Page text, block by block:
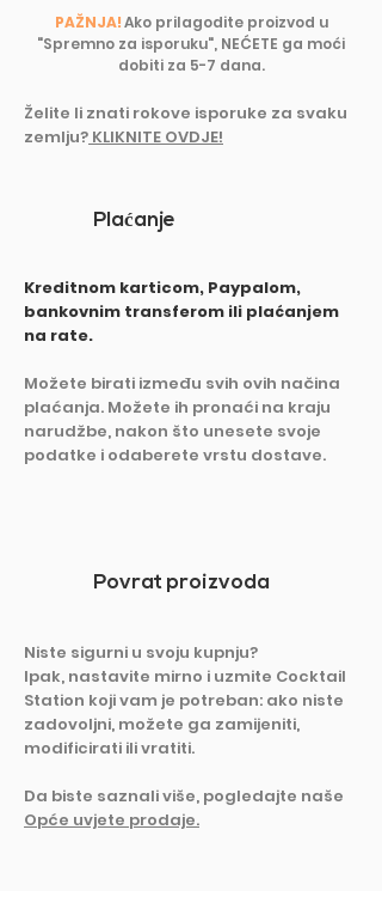
PAŽNJA!Ako prilagodite proizvod u
"Spremno za isporuku", NEĆETE ga moći
dobiti za 5-7 dana.
Želite li znati rokove isporuke za svaku
zemlju? KLIKNITE OVDJE!
Plaćanje
Kreditnom karticom, Paypalom,
bankovnim transferom ili plaćanjem
na rate.
Možete birati između svih ovih načina
plaćanja. Možete ih pronaći na kraju
narudžbe, nakon što unesete svoje
podatke i odaberete vrstu dostave.
Povrat proizvoda
Niste sigurni u svoju kupnju?
Ipak, nastavite mirno i uzmite Cocktail
Station koji vam je potreban: ako niste
zadovoljni, možete ga zamijeniti,
modificirati ili vratiti.
Da biste saznali više, pogledajte naše
Opće uvjete prodaje.